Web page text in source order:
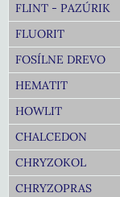
FLINT - PAZÚRIK
FLUORIT
FOSÍLNE DREVO
HEMATIT
HOWLIT
CHALCEDON
CHRYZOKOL
CHRYZOPRAS